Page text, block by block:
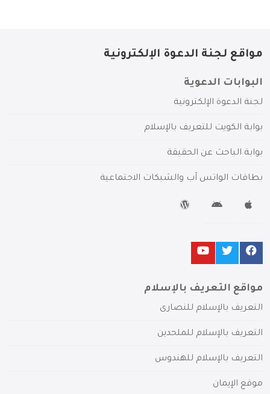
مواقع لجنة الدعوة الإلكترونية
البوابات الدعوية
لجنة الدعوة الإلكترونية
بوابة الكويت للتعريف بالإسلام
بوابة الباحث عن الحقيقة
بطاقات الواتس آب والشبكات الاجتماعية
مواقع التعريف بالإسلام
التعريف بالإسلام للنصارى
التعريف بالإسلام للملحدين
التعريف بالإسلام للهندوس
موقع الإيمان